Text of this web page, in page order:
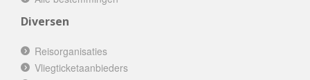
Diversen
Reisorganisaties
Vliegticketaanbieders